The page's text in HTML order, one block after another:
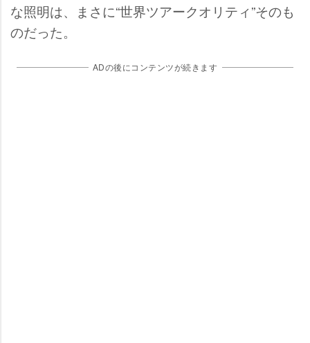
な照明は、まさに“世界ツアークオリティ”そのも
のだった。
ADの後にコンテンツが続きます